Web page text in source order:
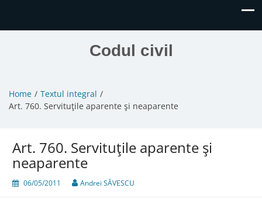
Codul civil
Home
Textul integral
Art. 760. Servituţile aparente şi neaparente
Art. 760. Servituţile aparente şi
neaparente
06/05/2011 Andrei SĂVESCU